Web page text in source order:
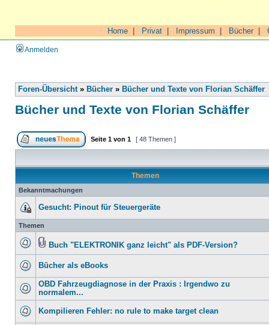
Home Privat Impressum Bücher|
Anmelden
Foren-Übersicht» Bücher » Bücher und Texte von Florian Schäffer
Bücher und Texte von Florian Schäffer
Seite 1 von 1 [ 48 Themen ]
Themen
Bekanntmachungen
Gesucht: Pinout für Steuergeräte
Themen
Buch "ELEKTRONIK ganz leicht" als PDF-Version?
Bücher als eBooks
OBD Fahrzeugdiagnose in der Praxis : Irgendwo zu
normalem...
Kompilieren Fehler: no rule to make target clean